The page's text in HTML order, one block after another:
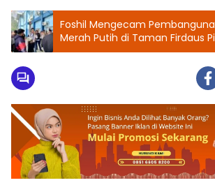
Foshil Mengecam
Merah Putih di Taman Firdaus